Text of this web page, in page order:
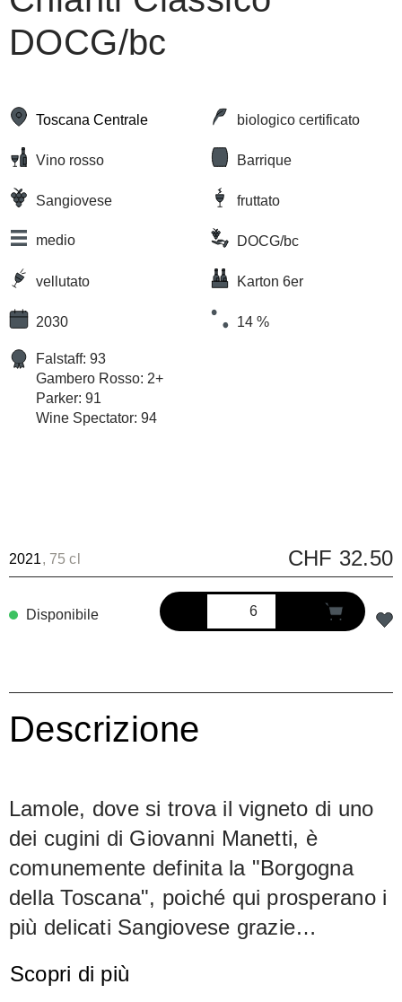
DOCG/bc
Toscana Centrale biologico certificato
Vino rosso Barrique
Sangiovese fruttato
medio DOCG/bc
vellutato Karton 6er
2030 14 %
Falstaff: 93
Gambero Rosso: 2+
Parker: 91
Wine Spectator: 94
2021, 75 cl CHF 32.50
Disponibile
Descrizione
Lamole, dove si trova il vigneto di uno
dei cugini di Giovanni Manetti, è
comunemente definita la "Borgogna
della Toscana", poiché qui prosperano i
più delicati Sangiovese grazie
Infatti, il creatore del Flaccianello
Scopri di più